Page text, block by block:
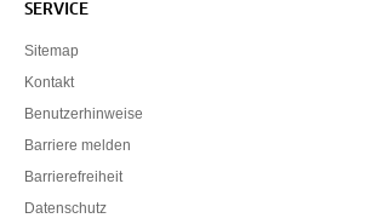
SERVICE
Sitemap
Kontakt
Benutzerhinweise
Barriere melden
Barrierefreiheit
Datenschutz